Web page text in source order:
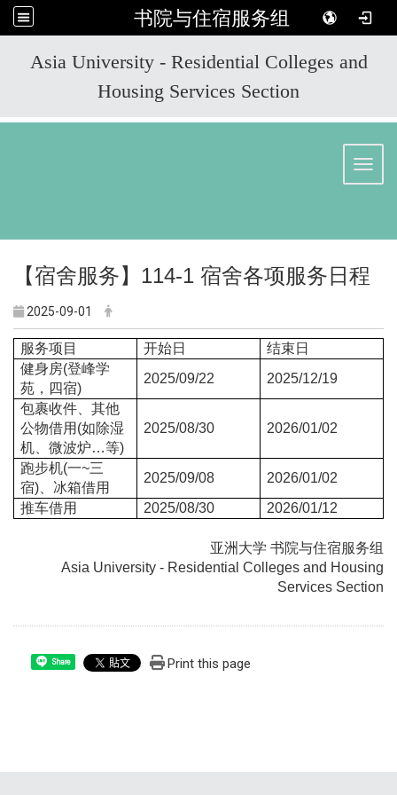
书院与住宿服务组
Asia University - Residential Colleges and
Housing Services Section
【宿舍服务】114-1 宿舍各项服务日程
2025-09-01
服务项目 开始日
结束日
健身房(登峰学
苑，四宿)
2025/09/22
2025/12/19
包裹收件、其他
公物借用(如除湿
机、微波炉…等)
2025/08/30 2026/01/02
跑步机(一~三
宿)、冰箱借用
2025/09/08
2026/01/02
推车借用
2025/08/30 2026/01/12
亚洲大学 书院与住宿服务组
Asia University - Residential Colleges and Housing
Services Section
Share Print this page